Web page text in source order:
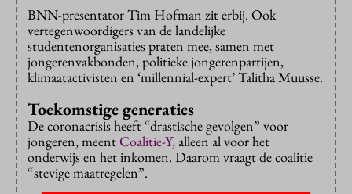
BNN-presentator Tim Hofman zit erbij. Ook
vertegenwoordigers van de landelijke
studentenorganisaties praten mee, samen met
jongerenvakbonden, politieke jongerenpartijen,
klimaatactivisten en ‘millennial-expert’ Talitha Muusse.
Toekomstige generaties
De coronacrisis heeft “drastische gevolgen” voor
jongeren, meentCoalitie-Y, alleen al voor het
onderwijs en het inkomen. Daarom vraagt de coalitie
“stevige maatregelen”.